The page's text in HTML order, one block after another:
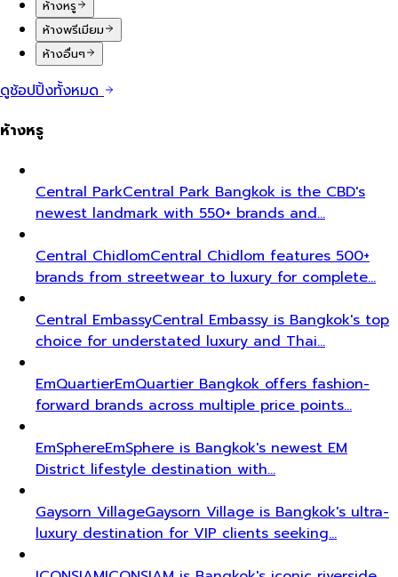
ห้างหรู
ห้างพรีเมียม
ห้างอื่นๆ
ดูช้อปปิ้งทั้งหมด
ห้างหรู
Central ParkCentral Park Bangkok is the CBD's
newest landmark with 550+ brands and…
Central ChidlomCentral Chidlom features 500+
brands from streetwear to luxury for complete…
Central EmbassyCentral Embassy is Bangkok's top
choice for understated luxury and Thai…
EmQuartierEmQuartier Bangkok offers fashion-
forward brands across multiple price points…
EmSphereEmSphere is Bangkok's newest EM
District lifestyle destination with…
Gaysorn VillageGaysorn Village is Bangkok's ultra-
luxury destination for VIP clients seeking…